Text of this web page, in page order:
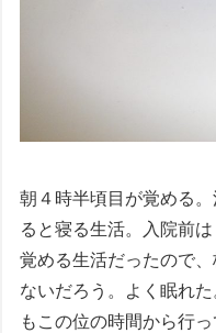
朝４時半頃目が覚める
ると寝る生活。入院前
覚める生活だったので
ないだろう。よく眠れ
もこの位の時間から行